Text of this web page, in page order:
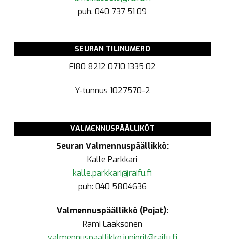
puh. 040 737 51 09
SEURAN TILINUMERO
FI80 8212 0710 1335 02
Y-tunnus 1027570-2
VALMENNUSPÄÄLLIKÖT
Seuran Valmennuspäällikkö:
Kalle Parkkari
kalle.parkkari@raifu.fi
puh: 040 5804636
Valmennuspäällikkö (Pojat):
Rami Laaksonen